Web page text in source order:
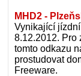
MHD2 -
Vynikající
8.12.2012. Pro
tomto odkazu
prostudovat
Freeware.